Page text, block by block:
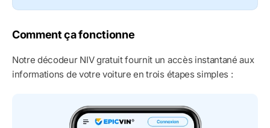
Comment ça fonctionne
Notre décodeur NIV gratuit fournit un accès instantané aux
informations de votre voiture en trois étapes simples :